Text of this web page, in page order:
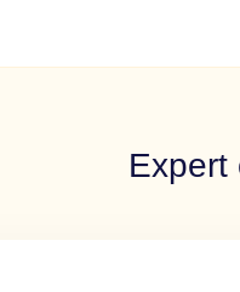
Expert